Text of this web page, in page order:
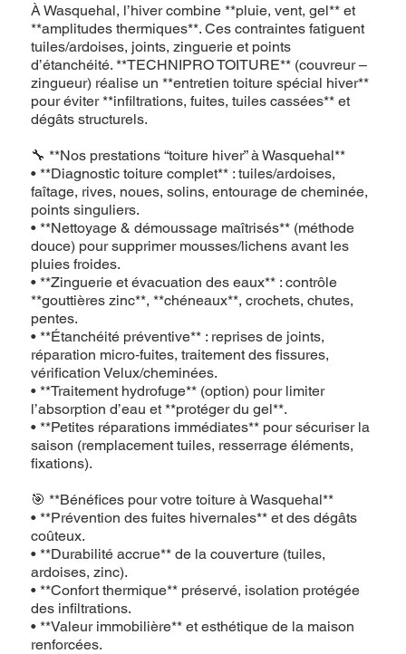
À Wasquehal, l’hiver combine **pluie, vent, gel** et
**amplitudes thermiques**. Ces contraintes fatiguent
tuiles/ardoises, joints, zinguerie et points
d’étanchéité. **TECHNIPRO TOITURE** (couvreur –
zingueur) réalise un **entretien toiture spécial hiver**
pour éviter **infiltrations, fuites, tuiles cassées** et
dégâts structurels.
🔧 **Nos prestations “toiture hiver” à Wasquehal**
• **Diagnostic toiture complet** : tuiles/ardoises,
faîtage, rives, noues, solins, entourage de cheminée,
points singuliers.
• **Nettoyage & démoussage maîtrisés** (méthode
douce) pour supprimer mousses/lichens avant les
pluies froides.
• **Zinguerie et évacuation des eaux** : contrôle
**gouttières zinc**, **chéneaux**, crochets, chutes,
pentes.
• **Étanchéité préventive** : reprises de joints,
réparation micro‑fuites, traitement des fissures,
vérification Velux/cheminées.
• **Traitement hydrofuge** (option) pour limiter
l’absorption d’eau et **protéger du gel**.
• **Petites réparations immédiates** pour sécuriser la
saison (remplacement tuiles, resserrage éléments,
fixations).
🎯 **Bénéfices pour votre toiture à Wasquehal**
• **Prévention des fuites hivernales** et des dégâts
coûteux.
• **Durabilité accrue** de la couverture (tuiles,
ardoises, zinc).
• **Confort thermique** préservé, isolation protégée
des infiltrations.
• **Valeur immobilière** et esthétique de la maison
renforcées.